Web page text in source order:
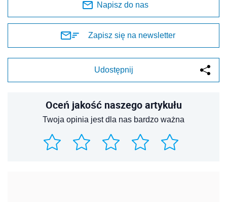
Napisz do nas
Zapisz się na newsletter
Udostępnij
Oceń jakość naszego artykułu
Twoja opinia jest dla nas bardzo ważna